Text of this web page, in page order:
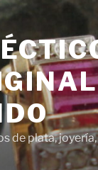
de plata,